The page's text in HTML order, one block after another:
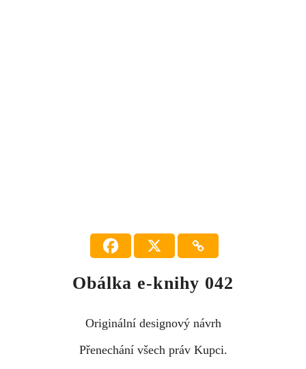
Obálka e-knihy 042
Originální designový návrh
Přenechání všech práv Kupci.